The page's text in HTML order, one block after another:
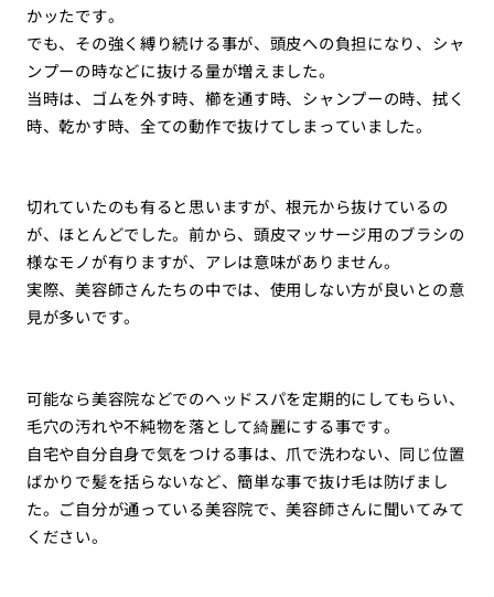
かッたです。
でも、その強く縛り続ける事が、頭皮への負担になり、シャ
ンプーの時などに抜ける量が増えました。
当時は、ゴムを外す時、櫛を通す時、シャンプーの時、拭く
時、乾かす時、全ての動作で抜けてしまっていました。
切れていたのも有ると思いますが、根元から抜けているの
が、ほとんどでした。前から、頭皮マッサージ用のブラシの
様なモノが有りますが、アレは意味がありません。
実際、美容師さんたちの中では、使用しない方が良いとの意
見が多いです。
可能なら美容院などでのヘッドスパを定期的にしてもらい、
毛穴の汚れや不純物を落として綺麗にする事です。
自宅や自分自身で気をつける事は、爪で洗わない、同じ位置
ばかりで髪を括らないなど、簡単な事で抜け毛は防げまし
た。ご自分が通っている美容院で、美容師さんに聞いてみて
ください。